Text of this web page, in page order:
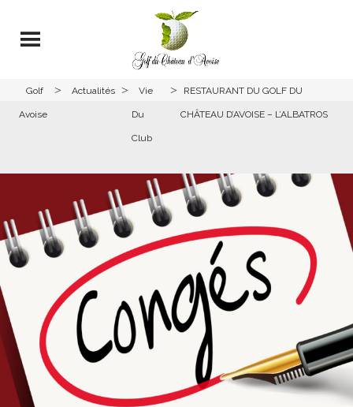
Golf
Avoise
> Actualités > Vie
Du
Club
> RESTAURANT DU GOLF DU
CHÂTEAU D’AVOISE – L’ALBATROS